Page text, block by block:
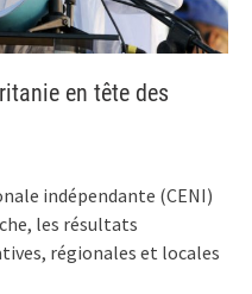
en tête des
indépendante (CENI)
les résultats
régionales et locales